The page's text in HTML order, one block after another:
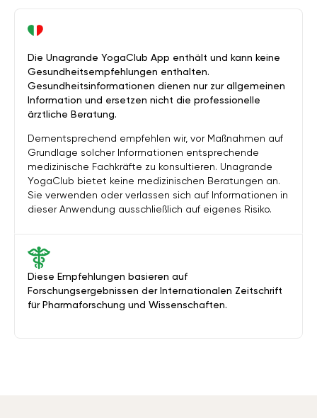
Diese Empfehlungen basieren auf
Forschungsergebnissen der Internationalen Zeitschrift
für Pharmaforschung und Wissenschaften.
Die Unagrande YogaClub App enthält und kann keine
Gesundheitsempfehlungen enthalten.
Gesundheitsinformationen dienen nur zur allgemeinen
Information und ersetzen nicht die professionelle
ärztliche Beratung.
Dementsprechend empfehlen wir, vor Maßnahmen auf
Grundlage solcher Informationen entsprechende
medizinische Fachkräfte zu konsultieren. Unagrande
YogaClub bietet keine medizinischen Beratungen an.
Sie verwenden oder verlassen sich auf Informationen in
dieser Anwendung ausschließlich auf eigenes Risiko.